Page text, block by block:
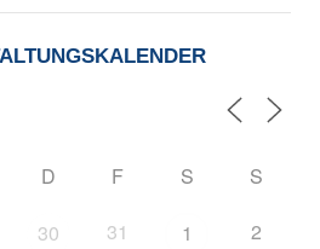
D F S S
30 31 1 2